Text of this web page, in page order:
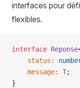
interfaces pour
flexibles.
interface Reponse
    status
:
    message
: T;
}